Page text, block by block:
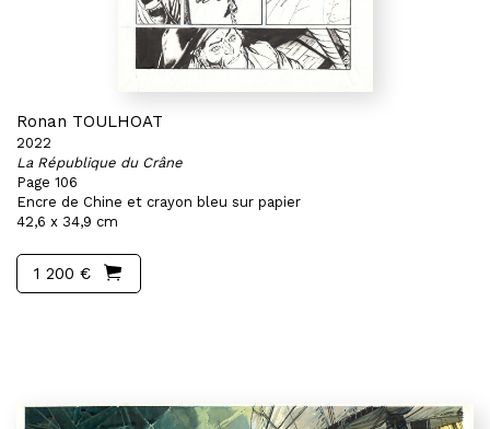
Ronan TOULHOAT
2022
La République du Crâne
Page 106
Encre de Chine et crayon bleu sur papier
42,6 x 34,9 cm
1 200 €